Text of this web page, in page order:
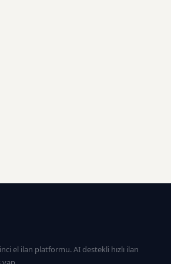
el ilan platformu. AI destekli hızlı ilan